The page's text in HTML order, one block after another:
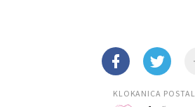
KLOKANICA